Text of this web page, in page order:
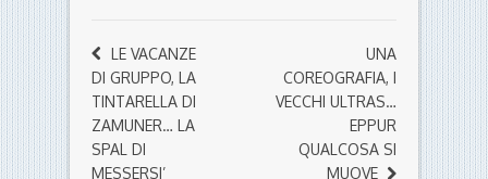
LE VACANZE
DI GRUPPO, LA
TINTARELLA DI
ZAMUNER… LA
SPAL DI
MESSERSI’
UNA
COREOGRAFIA, I
VECCHI ULTRAS…
EPPUR
QUALCOSA SI
MUOVE